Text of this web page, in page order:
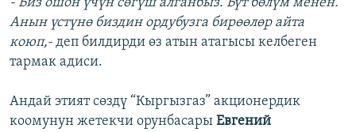
- Биз ошон үчүн сөгүш алганбыз. Бүт бөлүм менен.
Анын үстүнө биздин ордубузга бирөөлөр айта
коюп,- деп билдирди өз атын атагысы келбеген
тармак адиси.
Андай этият сөздү “Кыргызгаз” акционердик
коомунун жетекчи орунбасары Евгений